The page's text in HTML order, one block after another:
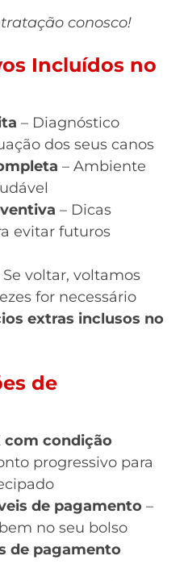
conosco!
Incluídos no
– Diagnóstico
dos seus canos
– Ambiente
– Dicas
evitar futuros
Se voltar, voltamos
for necessário
extras inclusos no
de
com condição
progressivo para
de pagamento –
no seu bolso
de pagamento